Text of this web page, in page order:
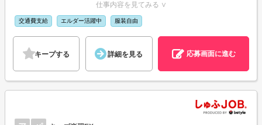
仕事内容を見てみる ∨
交通費支給 エルダー活躍中 服装自由
キープする 詳細を見る 応募画面に進む